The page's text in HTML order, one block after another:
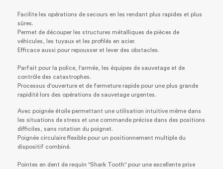
Facilite les opérations de secours en les rendant plus rapides et plus
sûres.
Permet de découper les structures métalliques de pièces de
véhicules, les tuyaux et les profilés en acier.
Efficace aussi pour repousser et lever des obstacles.
Parfait pour la police, l'armée, les équipes de sauvetage et de
contrôle des catastrophes.
Processus d'ouverture et de fermeture rapide pour une plus grande
rapidité lors des opérations de sauvetage urgentes.
Avec poignée étoile permettant une utilisation intuitive même dans
les situations de stress et une commande précise dans des positions
difficiles, sans rotation du poignet.
Poignée circulaire flexible pour un positionnement multiple du
dispositif combiné.
Pointes en dent de requin "Shark Tooth" pour une excellente prise